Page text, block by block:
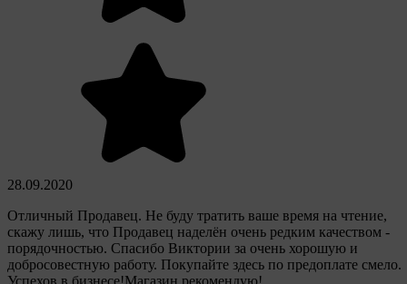
28.09.2020
Отличный Продавец. Не буду тратить ваше время на чтение,
скажу лишь, что Продавец наделён очень редким качеством -
порядочностью. Спасибо Виктории за очень хорошую и
добросовестную работу. Покупайте здесь по предоплате смело.
Успехов в бизнесе!Магазин рекомендую!